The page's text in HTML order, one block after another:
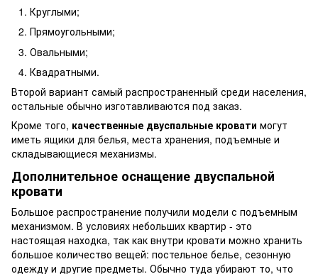
Круглыми;
Прямоугольными;
Овальными;
Квадратными.
Второй вариант самый распространенный среди населения,
остальные обычно изготавливаются под заказ.
Кроме того, качественные двуспальные кровати могут
иметь ящики для белья, места хранения, подъемные и
складывающиеся механизмы.
Дополнительное оснащение двуспальной
кровати
Большое распространение получили модели с подъемным
механизмом. В условиях небольших квартир - это
настоящая находка, так как внутри кровати можно хранить
большое количество вещей: постельное белье, сезонную
одежду и другие предметы. Обычно туда убирают то, что